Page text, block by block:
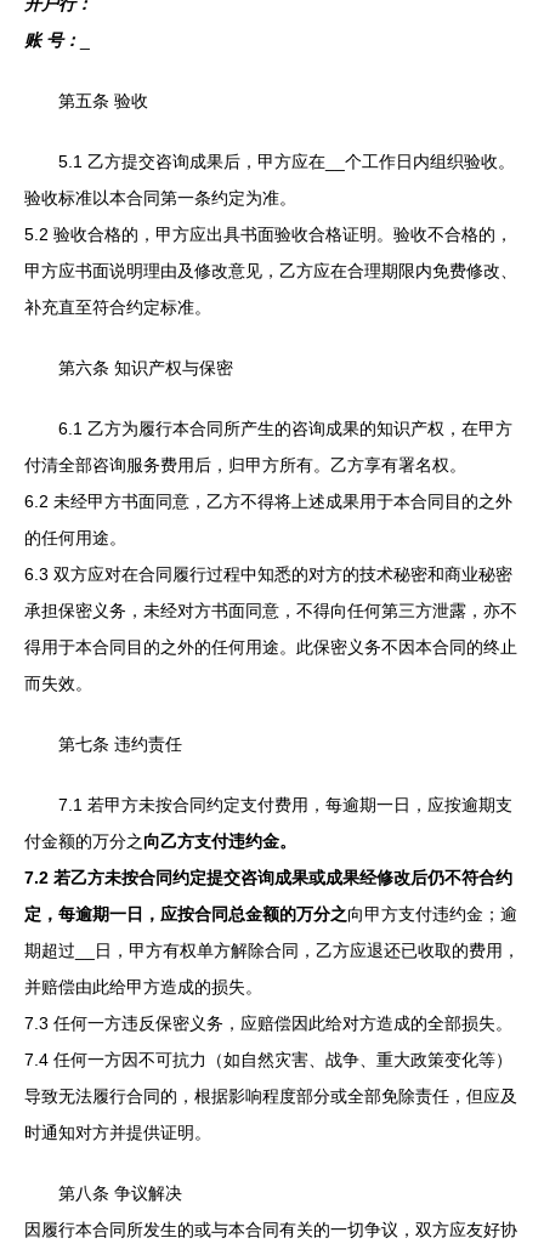
账 号：
第五条 验收
5.1 乙方提交咨询成果后，甲方应在__个工作日内组织验收。
验收标准以本合同第一条约定为准。
5.2 验收合格的，甲方应出具书面验收合格证明。验收不合格的，
甲方应书面说明理由及修改意见，乙方应在合理期限内免费修改、
补充直至符合约定标准。
第六条 知识产权与保密
6.1 乙方为履行本合同所产生的咨询成果的知识产权，在甲方
付清全部咨询服务费用后，归甲方所有。乙方享有署名权。
6.2 未经甲方书面同意，乙方不得将上述成果用于本合同目的之外
的任何用途。
6.3 双方应对在合同履行过程中知悉的对方的技术秘密和商业秘密
承担保密义务，未经对方书面同意，不得向任何第三方泄露，亦不
得用于本合同目的之外的任何用途。此保密义务不因本合同的终止
而失效。
第七条 违约责任
7.1 若甲方未按合同约定支付费用，每逾期一日，应按逾期支
付金额的万分之向乙方支付违约金。
7.2 若乙方未按合同约定提交咨询成果或成果经修改后仍不符合约
定，每逾期一日，应按合同总金额的万分之向甲方支付违约金；逾
期超过__日，甲方有权单方解除合同，乙方应退还已收取的费用，
并赔偿由此给甲方造成的损失。
7.3 任何一方违反保密义务，应赔偿因此给对方造成的全部损失。
7.4 任何一方因不可抗力（如自然灾害、战争、重大政策变化等）
导致无法履行合同的，根据影响程度部分或全部免除责任，但应及
时通知对方并提供证明。
第八条 争议解决
因履行本合同所发生的或与本合同有关的一切争议，双方应友好协